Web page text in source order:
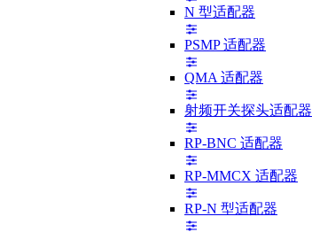
N 型适配器
PSMP 适配器
QMA 适配器
射频开关探头适配器
RP-BNC 适配器
RP-MMCX 适配器
RP-N 型适配器